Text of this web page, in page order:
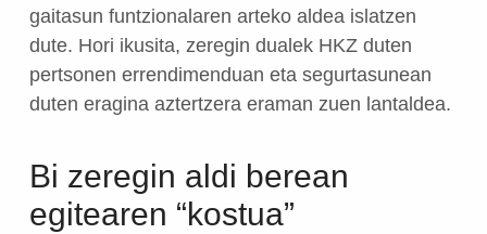
gaitasun funtzionalaren arteko aldea islatzen
dute. Hori ikusita, zeregin dualek HKZ duten
pertsonen errendimenduan eta segurtasunean
duten eragina aztertzera eraman zuen lantaldea.
Bi zeregin aldi berean
egitearen “kostua”